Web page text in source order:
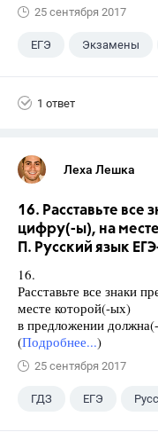
25 сентября 2017
ЕГЭ Экзамены
1 ответ
Леха Лешка
16. Расставьте все
цифру(-ы), на
П. Русский язык
16.
Расставьте все знаки
месте которой(-ых)
в предложении
(Подробнее...)
25 сентября 2017
ГДЗ ЕГЭ